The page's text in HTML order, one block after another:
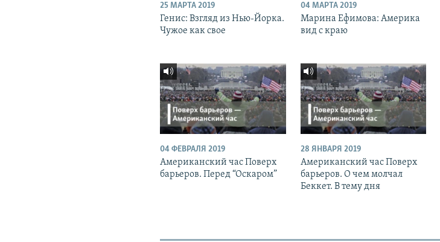
25 МАРТА 2019
Генис: Взгляд из Нью-Йорка.
Чужое как свое
04 МАРТА 2019
Марина Ефимова: Америка
вид с краю
04 ФЕВРАЛЯ 2019
Американский час Поверх
барьеров. Перед “Оскаром”
28 ЯНВАРЯ 2019
Американский час Поверх
барьеров. О чем молчал
Беккет. В тему дня